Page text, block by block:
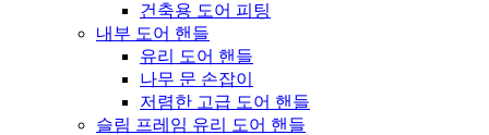
건축용 도어 피팅
내부 도어 핸들
유리 도어 핸들
나무 문 손잡이
저렴한 고급 도어 핸들
슬림 프레임 유리 도어 핸들